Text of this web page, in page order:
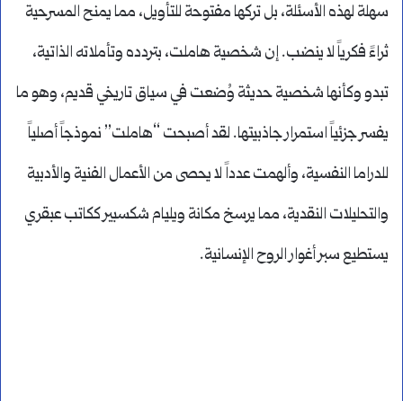
سهلة لهذه الأسئلة، بل تركها مفتوحة للتأويل، مما يمنح المسرحية
ثراءً فكرياً لا ينضب. إن شخصية هاملت، بتردده وتأملاته الذاتية،
تبدو وكأنها شخصية حديثة وُضعت في سياق تاريخي قديم، وهو ما
يفسر جزئياً استمرار جاذبيتها. لقد أصبحت “هاملت” نموذجاً أصلياً
للدراما النفسية، وألهمت عدداً لا يحصى من الأعمال الفنية والأدبية
والتحليلات النقدية، مما يرسخ مكانة ويليام شكسبير ككاتب عبقري
يستطيع سبر أغوار الروح الإنسانية.